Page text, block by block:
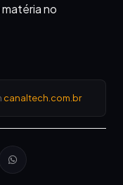
no
canaltech.com.br